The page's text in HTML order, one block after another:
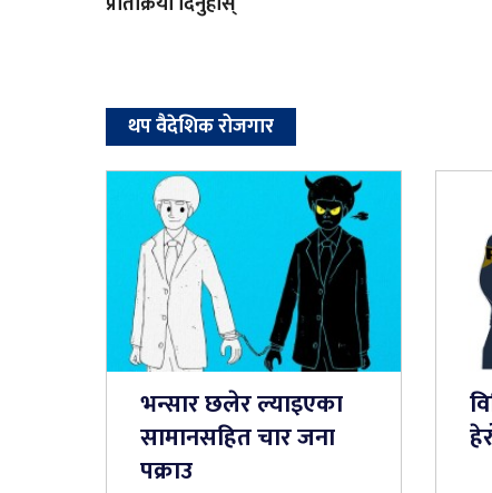
थप वैदेशिक रोजगार
भन्सार छलेर ल्याइएका
सामानसहित चार जना
पक्राउ